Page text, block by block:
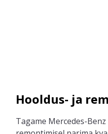
Hooldus- ja
Tagame Mercedes-